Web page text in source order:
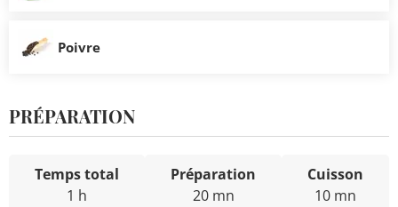
Poivre
PRÉPARATION
Temps total
1 h
Préparation
20 mn
Cuisson
10 mn